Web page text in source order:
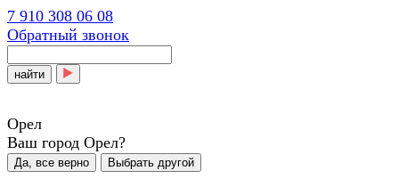
7 910 308 06 08
Обратный звонок
найти
Орел
Ваш город Орел?
Да, все верно Выбрать другой